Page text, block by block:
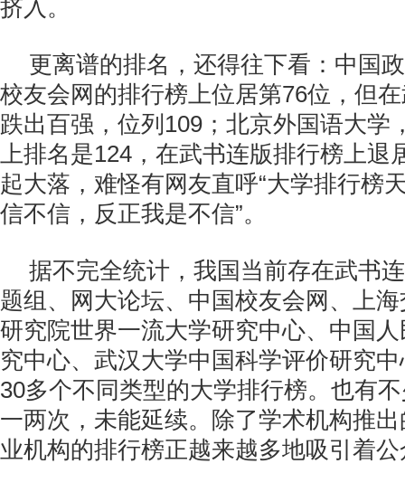
挤入。
更离谱的排名，还得往下看：中国
校友会网的排行榜上位居第76位，但
跌出百强，位列109；北京外国语大学
上排名是124，在武书连版排行榜上退
起大落，难怪有网友直呼“大学排行榜
信不信，反正我是不信”。
据不完全统计，我国当前存在武书
题组、网大论坛、中国校友会网、上
研究院世界一流大学研究中心、中国
究中心、武汉大学中国科学评价研究
30多个不同类型的大学排行榜。也有
一两次，未能延续。除了学术机构推
业机构的排行榜正越来越多地吸引着